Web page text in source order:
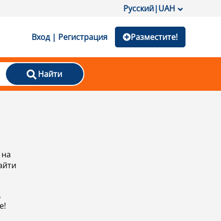
Русский|UAH
Вход | Регистрация Разместите!
Найти